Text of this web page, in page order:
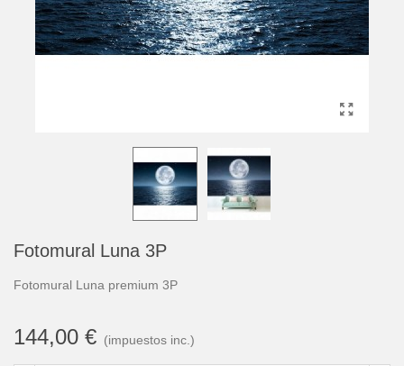
Fotomural Luna 3P
Fotomural Luna premium 3P
144,00 € (impuestos inc.)